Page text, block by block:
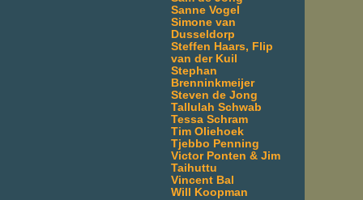
Sanne Vogel
Simone van
Dusseldorp
Steffen Haars, Flip
van der Kuil
Stephan
Brenninkmeijer
Steven de Jong
Tallulah Schwab
Tessa Schram
Tim Oliehoek
Tjebbo Penning
Victor Ponten & Jim
Taihuttu
Vincent Bal
Will Koopman